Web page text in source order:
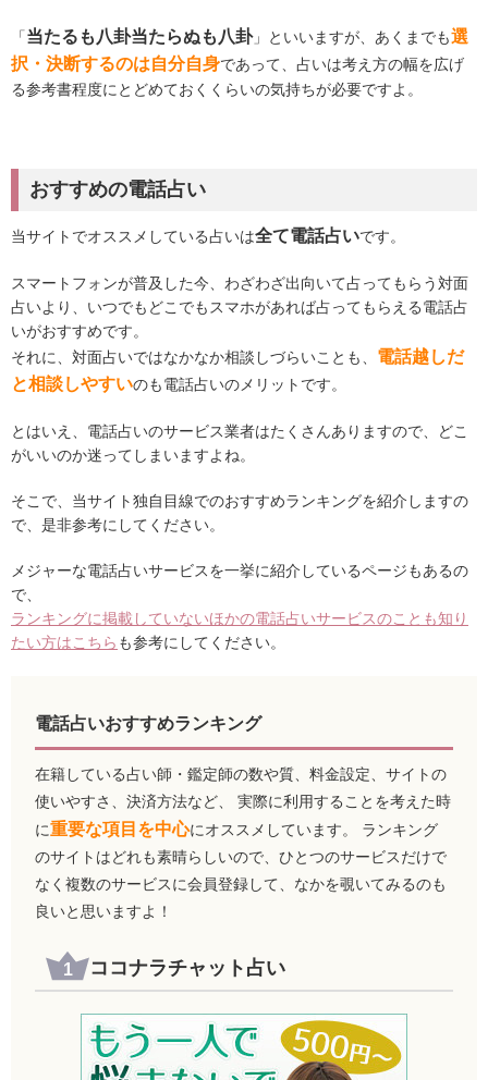
「当たるも八卦当たらぬも八卦」といいますが、あくまでも選
択・決断するのは自分自身であって、占いは考え方の幅を広げ
る参考書程度にとどめておくくらいの気持ちが必要ですよ。
おすすめの電話占い
当サイトでオススメしている占いは全て電話占いです。
スマートフォンが普及した今、わざわざ出向いて占ってもらう対面
占いより、いつでもどこでもスマホがあれば占ってもらえる電話占
いがおすすめです。
それに、対面占いではなかなか相談しづらいことも、 電話越しだ
と相談しやすいのも電話占いのメリットです。
とはいえ、電話占いのサービス業者はたくさんありますので、どこ
がいいのか迷ってしまいますよね。
そこで、当サイト独自目線でのおすすめランキングを紹介しますの
で、是非参考にしてください。
メジャーな電話占いサービスを一挙に紹介しているページもあるの
で、
ランキングに掲載していないほかの電話占いサービスのことも知り
たい方はこちら も参考にしてください。
電話占いおすすめランキング
在籍している占い師・鑑定師の数や質、料金設定、サイトの
使いやすさ、決済方法など、 実際に利用することを考えた時
に重要な項目を中心にオススメしています。 ランキング
のサイトはどれも素晴らしいので、ひとつのサービスだけで
なく複数のサービスに会員登録して、なかを覗いてみるのも
良いと思いますよ！
ココナラチャット占い